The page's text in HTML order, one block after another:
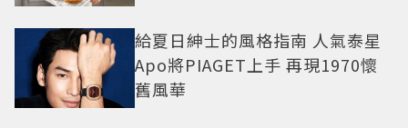
給夏日紳士的風格指南 人氣泰星
Apo將PIAGET上手 再現1970懷
舊風華